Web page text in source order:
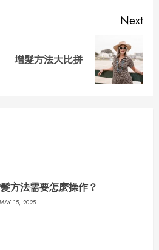
Next
增髮方法大比拼
方法需要怎麽操作？
MAY 15, 2025